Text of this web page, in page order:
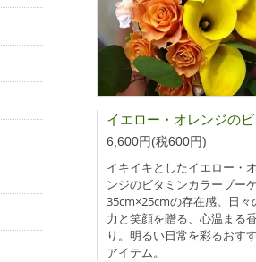
6,600円(税600円)
イキイキとしたイエロー・
ンジのビタミンカラーブー
35cm×25cmの存在感。日々
力と笑顔を贈る、心温まる
り。明るい日常を彩るおす
アイテム。